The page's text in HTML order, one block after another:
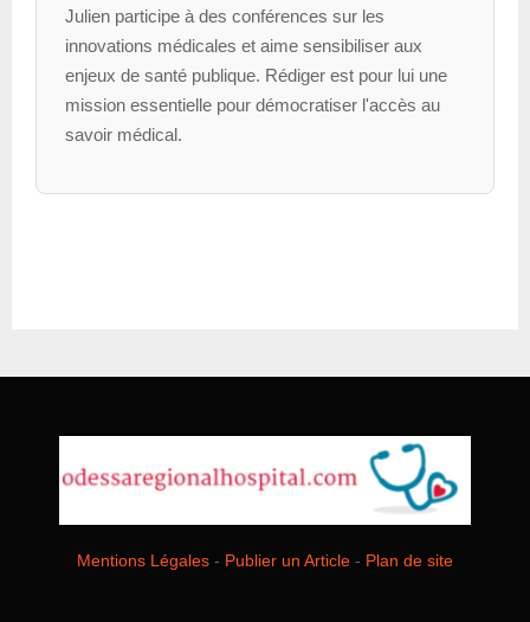
Julien participe à des conférences sur les
innovations médicales et aime sensibiliser aux
enjeux de santé publique. Rédiger est pour lui une
mission essentielle pour démocratiser l'accès au
savoir médical.
Mentions Légales - Publier un Article - Plan de site